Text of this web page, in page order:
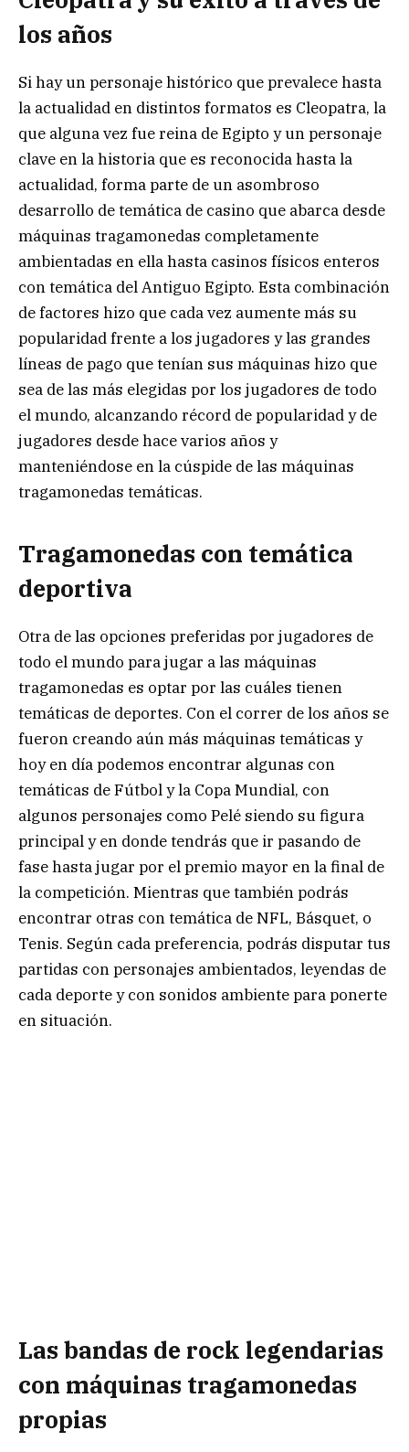
los años
Si hay un personaje histórico que prevalece hasta
la actualidad en distintos formatos es Cleopatra, la
que alguna vez fue reina de Egipto y un personaje
clave en la historia que es reconocida hasta la
actualidad, forma parte de un asombroso
desarrollo de temática de casino que abarca desde
máquinas tragamonedas completamente
ambientadas en ella hasta casinos físicos enteros
con temática del Antiguo Egipto. Esta combinación
de factores hizo que cada vez aumente más su
popularidad frente a los jugadores y las grandes
líneas de pago que tenían sus máquinas hizo que
sea de las más elegidas por los jugadores de todo
el mundo, alcanzando récord de popularidad y de
jugadores desde hace varios años y
manteniéndose en la cúspide de las máquinas
tragamonedas temáticas.
Tragamonedas con temática
deportiva
Otra de las opciones preferidas por jugadores de
todo el mundo para jugar a las máquinas
tragamonedas es optar por las cuáles tienen
temáticas de deportes. Con el correr de los años se
fueron creando aún más máquinas temáticas y
hoy en día podemos encontrar algunas con
temáticas de Fútbol y la Copa Mundial, con
algunos personajes como Pelé siendo su figura
principal y en donde tendrás que ir pasando de
fase hasta jugar por el premio mayor en la final de
la competición. Mientras que también podrás
encontrar otras con temática de NFL, Básquet, o
Tenis. Según cada preferencia, podrás disputar tus
partidas con personajes ambientados, leyendas de
cada deporte y con sonidos ambiente para ponerte
en situación.
Las bandas de rock legendarias
con máquinas tragamonedas
propias